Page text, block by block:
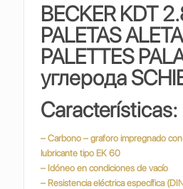
BECKER KDT
PALETAS
PALETTES
углерода
Características:
– Carbono – graforo impregnado
lubricante tipo EK 60
– Idóneo en condiciones de vacío
– Resistencia eléctrica específica